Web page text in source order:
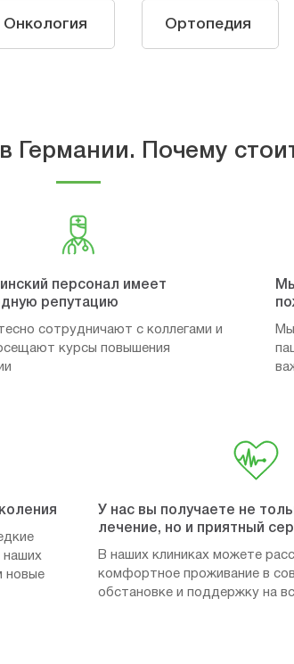
Онкология Ортопедия
Германии. Почему
персонал имеет
репутацию
сотрудничают с коллегами и
курсы повышения
наших
новые
У нас вы получаете не
лечение, но и приятный
В наших клиниках можете
комфортное проживание в
обстановке и поддержку на